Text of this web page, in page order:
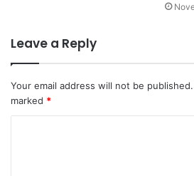
Leave a Reply
Your email address will not be published.
marked *